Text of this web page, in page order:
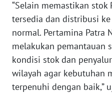
“Selain memastikan
tersedia dan distribusi
normal. Pertamina Patra
melakukan pemantauan
kondisi stok dan
wilayah agar kebutuhan
terpenuhi dengan baik,”
WN
JAKARTA
WN
JABAR